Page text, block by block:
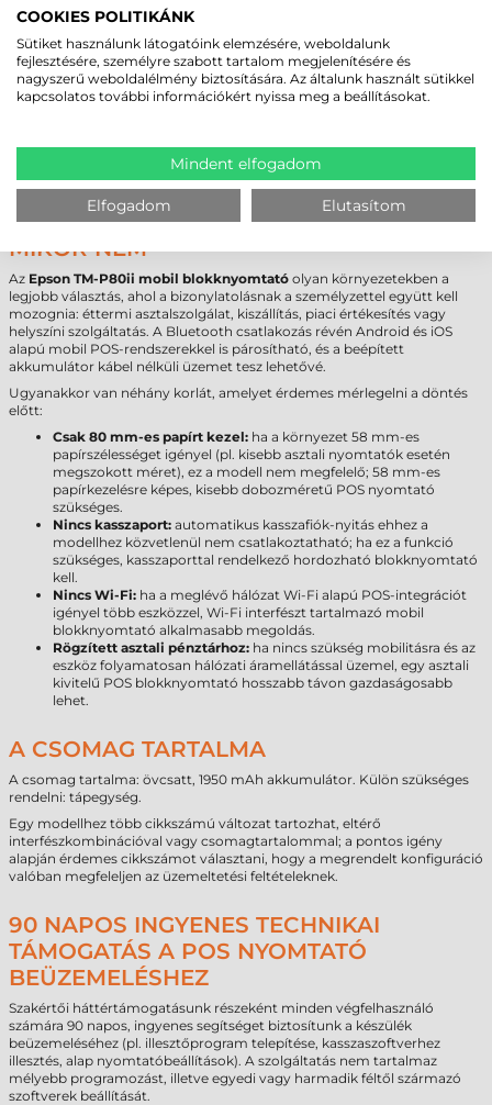
Kellékanyag-szélesség
Interfészek USB, Bluetooth
el.
MIKOR A LEGJOBB VÁLASZTÁS AZ
EPSON TM-P80II BLOKKNYOMTATÓ, ÉS
MIKOR NEM
Az Epson TM-P80ii mobil blokknyomtató olyan környezetekben a
legjobb választás, ahol a bizonylatolásnak a személyzettel együtt kell
mozognia: éttermi asztalszolgálat, kiszállítás, piaci értékesítés vagy
helyszíni szolgáltatás. A Bluetooth csatlakozás révén Android és iOS
alapú mobil POS-rendszerekkel is párosítható, és a beépített
akkumulátor kábel nélküli üzemet tesz lehetővé.
Ugyanakkor van néhány korlát, amelyet érdemes mérlegelni a döntés
előtt:
Csak 80 mm-es papírt kezel: ha a környezet 58 mm-es
papírszélességet igényel (pl. kisebb asztali nyomtatók esetén
megszokott méret), ez a modell nem megfelelő; 58 mm-es
papírkezelésre képes, kisebb dobozméretű POS nyomtató
szükséges.
Nincs kasszaport: automatikus kasszafiók-nyitás ehhez a
modellhez közvetlenül nem csatlakoztatható; ha ez a funkció
szükséges, kasszaporttal rendelkező hordozható blokknyomtató
kell.
Nincs Wi-Fi: ha a meglévő hálózat Wi-Fi alapú POS-integrációt
igényel több eszközzel, Wi-Fi interfészt tartalmazó mobil
blokknyomtató alkalmasabb megoldás.
Rögzített asztali pénztárhoz: ha nincs szükség mobilitásra és az
eszköz folyamatosan hálózati áramellátással üzemel, egy asztali
kivitelű POS blokknyomtató hosszabb távon gazdaságosabb
lehet.
A CSOMAG TARTALMA
A csomag tartalma: övcsatt, 1950 mAh akkumulátor. Külön szükséges
rendelni: tápegység.
Egy modellhez több cikkszámú változat tartozhat, eltérő
interfészkombinációval vagy csomagtartalommal; a pontos igény
alapján érdemes cikkszámot választani, hogy a megrendelt konfiguráció
valóban megfeleljen az üzemeltetési feltételeknek.
90 NAPOS INGYENES TECHNIKAI
TÁMOGATÁS A POS NYOMTATÓ
BEÜZEMELÉSHEZ
Szakértői háttértámogatásunk részeként minden végfelhasználó
számára 90 napos, ingyenes segítséget biztosítunk a készülék
beüzemeléséhez (pl. illesztőprogram telepítése, kasszaszoftverhez
illesztés, alap nyomtatóbeállítások). A szolgáltatás nem tartalmaz
mélyebb programozást, illetve egyedi vagy harmadik féltől származó
szoftverek beállítását.
COOKIES POLITIKÁNK
Sütiket használunk látogatóink elemzésére, weboldalunk
fejlesztésére, személyre szabott tartalom megjelenítésére és
nagyszerű weboldalélmény biztosítására. Az általunk használt sütikkel
kapcsolatos további információkért nyissa meg a beállításokat.
Mindent elfogadom
Elfogadom Elutasítom